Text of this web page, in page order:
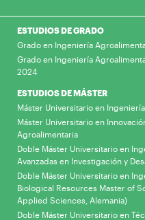
ESTUDIOS DE GRADO
Grado en Ingeniería
Grado en Ingeniería
2024
ESTUDIOS DE MÁSTER
Máster Universitario en
Máster Universitario en
Agroalimentaria
Doble Máster Universitario en
Avanzadas en Investigación y
Doble Máster Universitario en
Biological Resources Master of
Applied Sciences, Alemania)
Doble Máster Universitario en